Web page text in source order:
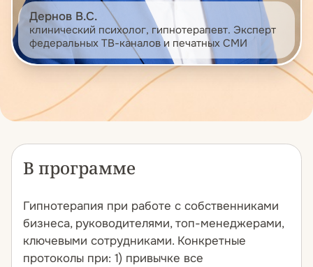
Дернов В.С.
клинический психолог, гипнотерапевт. Эксперт
федеральных ТВ-каналов и печатных СМИ
В программе
Гипнотерапия при работе с собственниками
бизнеса, руководителями, топ-менеджерами,
ключевыми сотрудниками. Конкретные
протоколы при: 1) привычке все